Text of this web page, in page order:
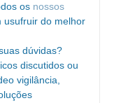
os nossos
usufruir do melhor
dúvidas?
discutidos ou
vigilância,